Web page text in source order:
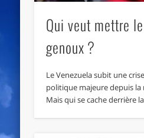
Qui veut mettre
genoux ?
Le Venezuela subit une
politique majeure depuis la
Mais qui se cache derrière